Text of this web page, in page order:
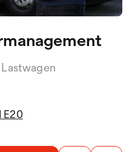
E20